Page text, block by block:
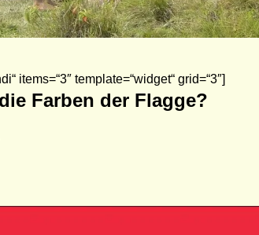
items=“3″ template=“widget“ grid=“3″]
Farben der Flagge?